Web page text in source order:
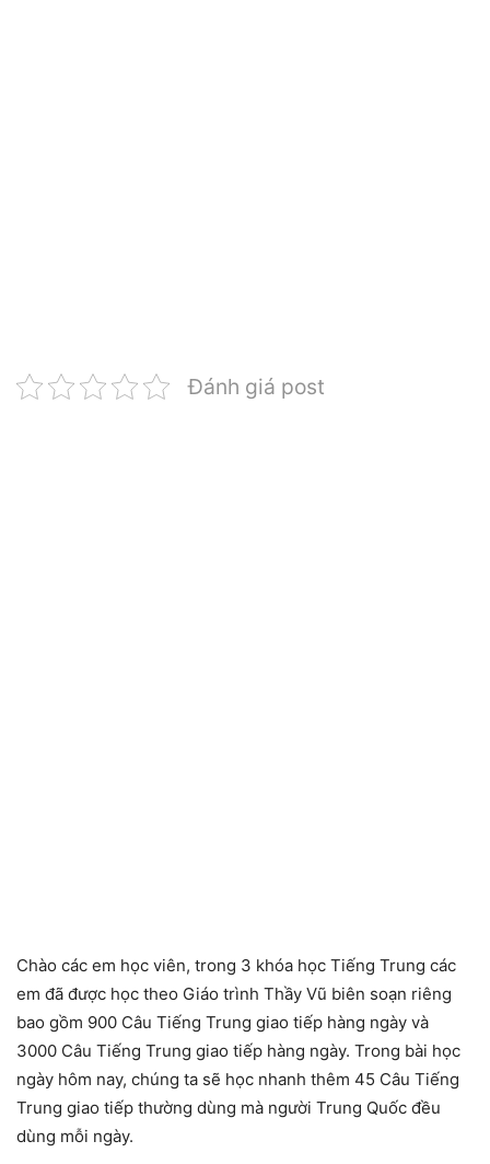
Đánh giá post
Chào các em học viên, trong 3 khóa học Tiếng Trung các
em đã được học theo Giáo trình Thầy Vũ biên soạn riêng
bao gồm 900 Câu Tiếng Trung giao tiếp hàng ngày và
3000 Câu Tiếng Trung giao tiếp hàng ngày. Trong bài học
ngày hôm nay, chúng ta sẽ học nhanh thêm 45 Câu Tiếng
Trung giao tiếp thường dùng mà người Trung Quốc đều
dùng mỗi ngày.